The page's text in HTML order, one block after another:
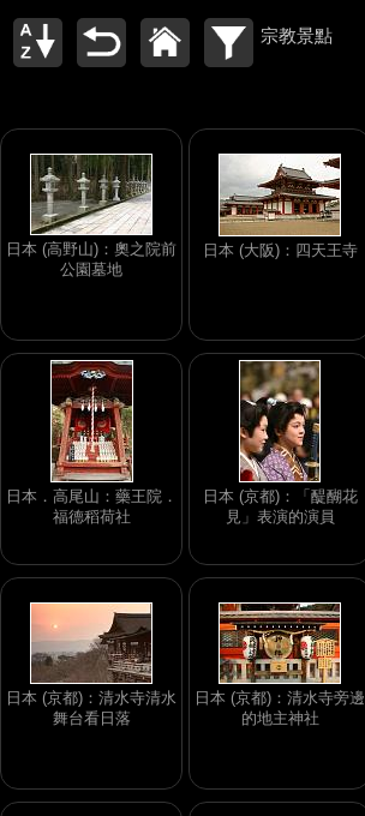
宗教景點
日本 (高野山)：奧之院前
公園墓地
日本 (大阪)：四天王寺
日本．高尾山：藥王院．
福德稻荷社
日本 (京都)：「醍醐花
見」表演的演員
日本 (京都)：清水寺清水
舞台看日落
日本 (京都)：清水寺旁邊
的地主神社